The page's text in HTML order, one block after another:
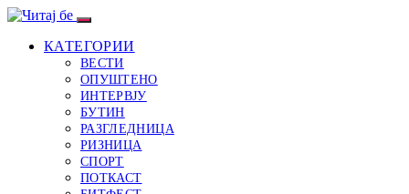
КАТЕГОРИИ
ВЕСТИ
ОПУШТЕНО
ИНТЕРВЈУ
БУТИН
РАЗГЛЕДНИЦА
РИЗНИЦА
СПОРТ
ПОТКАСТ